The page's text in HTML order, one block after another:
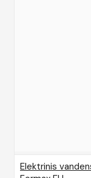
Elektrinis